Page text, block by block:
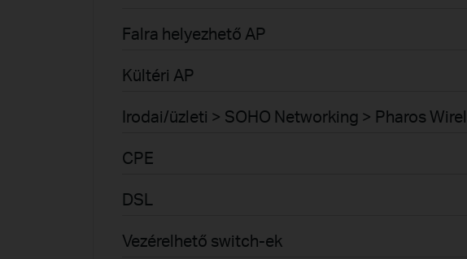
Falra helyezhető AP
Kültéri AP
Irodai/üzleti > SOHO Networking > Pharos
CPE
DSL
Vezérelhető switch-ek